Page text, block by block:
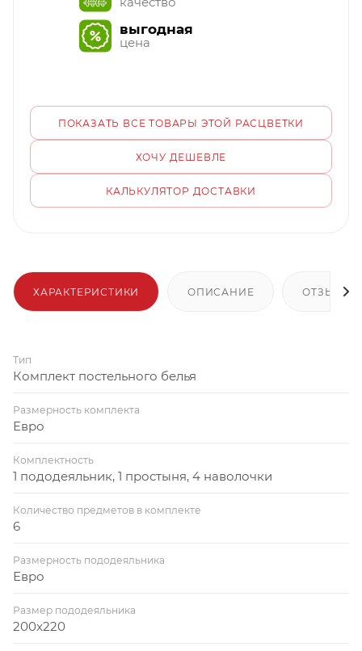
выгодная
цена
ПОКАЗАТЬ ВСЕ ТОВАРЫ ЭТОЙ РАСЦВЕТКИ
ХОЧУ ДЕШЕВЛЕ
КАЛЬКУЛЯТОР ДОСТАВКИ
ХАРАКТЕРИСТИКИ ОПИСАНИЕ ОТЗЫВЫ
Тип
Комплект постельного белья
Размерность комплекта
Евро
Комплектность
1 пододеяльник, 1 простыня, 4 наволочки
Количество предметов в комплекте
6
Размерность пододеяльника
Евро
Размер пододеяльника
200x220